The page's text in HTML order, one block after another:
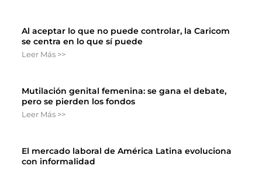
Al aceptar lo que no puede controlar, la Caricom
se centra en lo que sí puede
Leer Más >>
Mutilación genital femenina: se gana el debate,
pero se pierden los fondos
Leer Más >>
El mercado laboral de América Latina evoluciona
con informalidad